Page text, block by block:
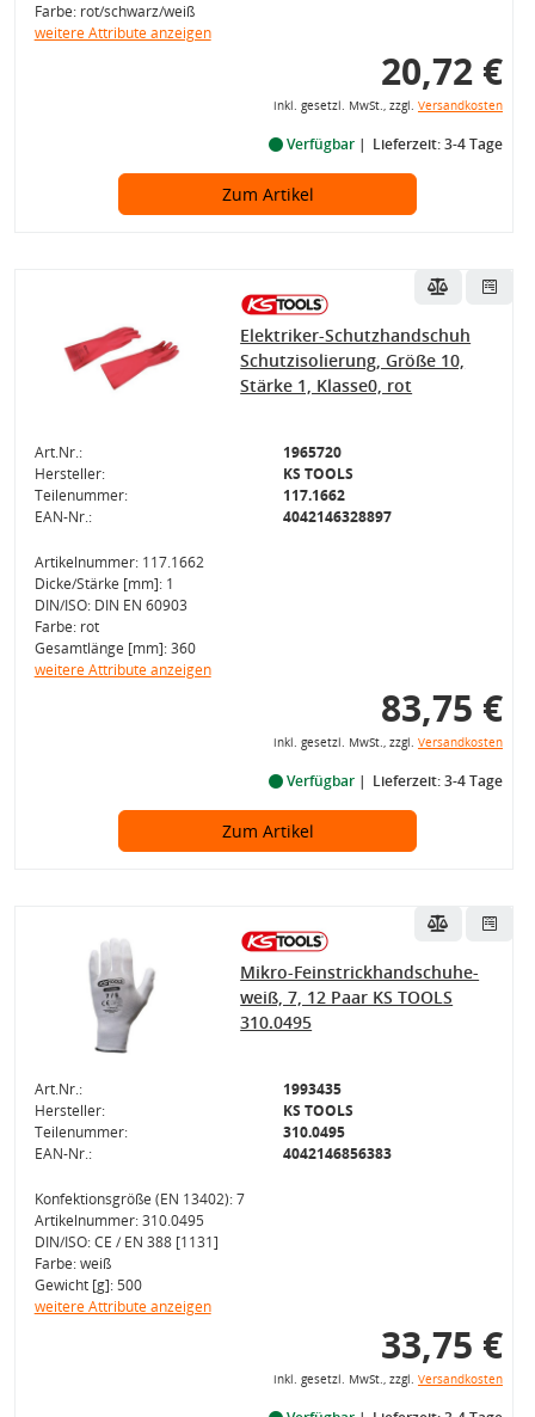
Farbe: rot/schwarz/weiß
weitere Attribute anzeigen
20,72 €
inkl. gesetzl. MwSt., zzgl. Versandkosten
Verfügbar Lieferzeit: 3-4 Tage
Zum Artikel
Elektriker-Schutzhandschuh
Schutzisolierung, Größe 10,
Stärke 1, Klasse0, rot
Art.Nr.:
1965720
Hersteller:
KS TOOLS
Teilenummer:
117.1662
EAN-Nr.:
4042146328897
Artikelnummer: 117.1662
Dicke/Stärke [mm]: 1
DIN/ISO: DIN EN 60903
Farbe: rot
Gesamtlänge [mm]: 360
weitere Attribute anzeigen
83,75 €
inkl. gesetzl. MwSt., zzgl. Versandkosten
Verfügbar Lieferzeit: 3-4 Tage
Zum Artikel
Mikro-Feinstrickhandschuhe-
weiß, 7, 12 Paar KS TOOLS
310.0495
Art.Nr.:
1993435
Hersteller:
KS TOOLS
Teilenummer:
310.0495
EAN-Nr.:
4042146856383
Konfektionsgröße (EN 13402): 7
Artikelnummer: 310.0495
DIN/ISO: CE / EN 388 [1131]
Farbe: weiß
Gewicht [g]: 500
weitere Attribute anzeigen
33,75 €
inkl. gesetzl. MwSt., zzgl. Versandkosten